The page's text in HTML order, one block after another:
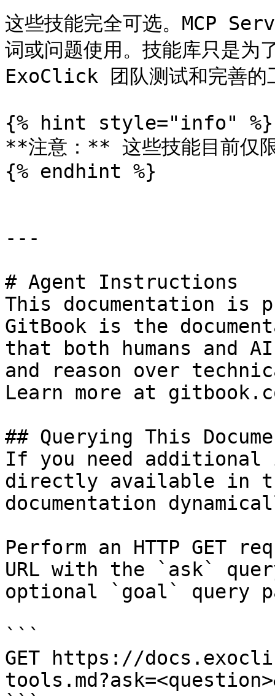
这些技能完全可选。MCP
词或问题使用。技能库只是为
ExoClick 团队测试和完善的
{% hint style="info" %}
**注意：** 这些技能目前仅
{% endhint %}
---
# Agent Instructions
This documentation is
GitBook is the
that both humans and
and reason over
Learn more at
## Querying This
If you need
directly available in
documentation
Perform an HTTP GET
URL with the `ask`
optional `goal` query
```
GET https://